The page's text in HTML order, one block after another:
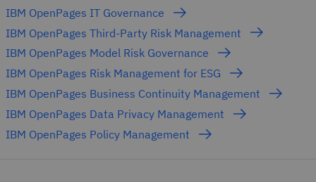
IBM OpenPages IT Governance
IBM OpenPages Third-Party Risk Management
IBM OpenPages Model Risk Governance
IBM OpenPages Risk Management for ESG
IBM OpenPages Business Continuity Management
IBM OpenPages Data Privacy Management
IBM OpenPages Policy Management